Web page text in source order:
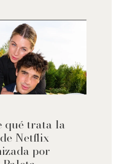
qué trata la
Netflix
por